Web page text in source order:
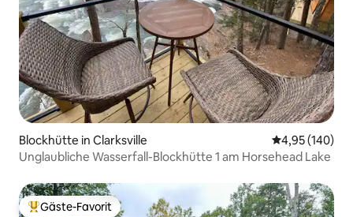
Blockhütte in Clarksville
4,95 (140)
Unglaubliche Wasserfall-Blockhütte 1 am Horsehead Lake
Beliebter Gäste-Favorit.
Gäste-Favorit